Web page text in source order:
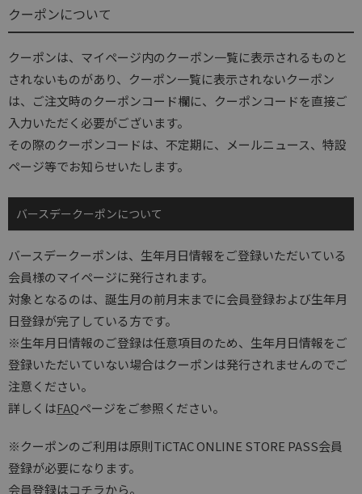
クーポンについて
クーポンは、マイページ内のクーポン一覧に表示されるものと
されないものがあり、クーポン一覧に表示されないクーポン
は、ご注文時のクーポンコード欄に、クーポンコードを直接ご
入力いただく必要がございます。
その際のクーポンコードは、不定期に、メールニュース、特設
ページ等でお知らせいたします。
バースデークーポンについて
バースデークーポンは、生年月日情報をご登録いただいている
会員様のマイページに発行されます。
対象となるのは、誕生月の前月末までに会員登録および生年月
日登録が完了している方です。
※生年月日情報のご登録は任意項目のため、生年月日情報をご
登録いただいていない場合はクーポンは発行されませんのでご
注意ください。
詳しくはFAQページをご参照ください。
※クーポンのご利用は原則TiCTAC ONLINE STORE PASS会員
登録が必要になります。
会員登録はコチラから。